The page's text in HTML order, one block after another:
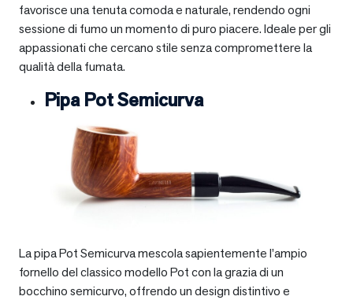
favorisce una tenuta comoda e naturale, rendendo ogni
sessione di fumo un momento di puro piacere. Ideale per gli
appassionati che cercano stile senza compromettere la
qualità della fumata.
Pipa Pot Semicurva
La pipa Pot Semicurva mescola sapientemente l’ampio
fornello del classico modello Pot con la grazia di un
bocchino semicurvo, offrendo un design distintivo e